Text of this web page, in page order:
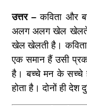
उत्तर –कविता और
अलग अलग खेल खेलते
खेल खेलती है।
एक समान हैं उसी
है। बच्चे मन के सच्चे
होता है। दोनों ही देश